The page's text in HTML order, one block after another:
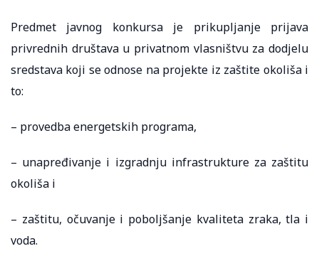
Predmet javnog konkursa je prikupljanje prijava
privrednih društava u privatnom vlasništvu za dodjelu
sredstava koji se odnose na projekte iz zaštite okoliša i
to:
– provedba energetskih programa,
– unapređivanje i izgradnju infrastrukture za zaštitu
okoliša i
– zaštitu, očuvanje i poboljšanje kvaliteta zraka, tla i
voda.